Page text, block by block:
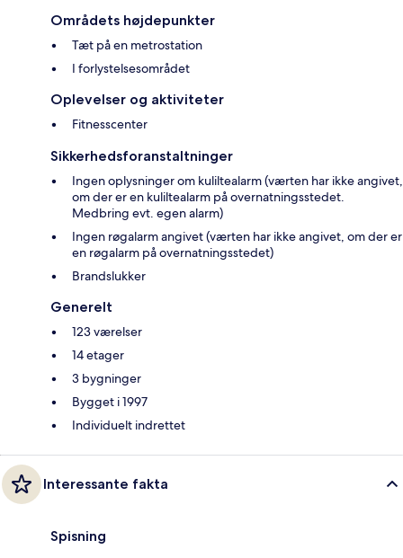
Områdets højdepunkter
Tæt på en metrostation
I forlystelsesområdet
Oplevelser og aktiviteter
Fitnesscenter
Sikkerhedsforanstaltninger
Ingen oplysninger om kuliltealarm (værten har ikke angivet,
om der er en kuliltealarm på overnatningsstedet.
Medbring evt. egen alarm)
Ingen røgalarm angivet (værten har ikke angivet, om der er
en røgalarm på overnatningsstedet)
Brandslukker
Generelt
123 værelser
14 etager
3 bygninger
Bygget i 1997
Individuelt indrettet
Interessante fakta
Spisning